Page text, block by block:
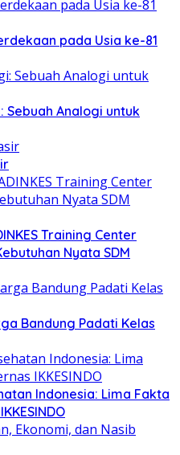
pada Usia ke-81
Sebuah Analogi untuk
Training Center
Nyata SDM
Bandung Padati Kelas
Indonesia: Lima Fakta